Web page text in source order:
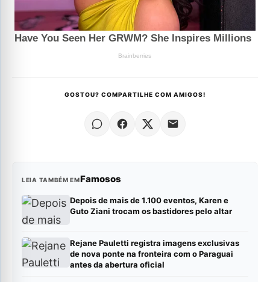
GOSTOU? COMPARTILHE COM AMIGOS!
LEIA TAMBÉM EMFamosos
Depois de mais de 1.100 eventos, Karen e
Guto Ziani trocam os bastidores pelo altar
Rejane Pauletti registra imagens exclusivas
de nova ponte na fronteira com o Paraguai
antes da abertura oficial